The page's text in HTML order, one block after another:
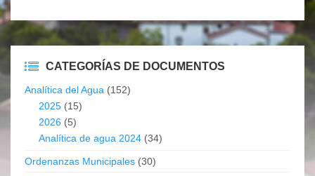
CATEGORÍAS DE DOCUMENTOS
Analítica del Agua (152)
2025 (15)
2026 (5)
Analítica de agua 2024 (34)
Ordenanzas Municipales (30)